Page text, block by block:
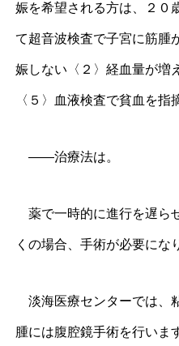
娠を希望される方は、２０
て超音波検査で子宮に筋腫
娠しない〈２〉経血量が増
〈５〉血液検査で貧血を
――治療法は。
薬で一時的に進行を遅ら
くの場合、手術が必要にな
淡海医療センターでは、
腫には腹腔鏡手術を行いま